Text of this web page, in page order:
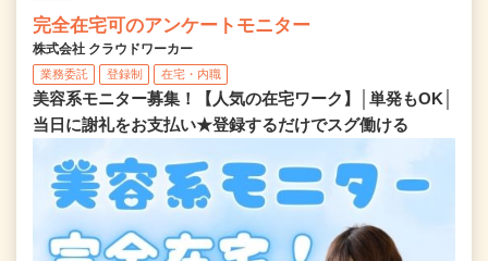
完全在宅可のアンケートモニター
株式会社 クラウドワーカー
業務委託 登録制 在宅・内職
美容系モニター募集！【人気の在宅ワーク】│単発もOK│
当日に謝礼をお支払い★登録するだけでスグ働ける